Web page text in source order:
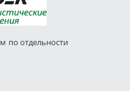
по отдельности